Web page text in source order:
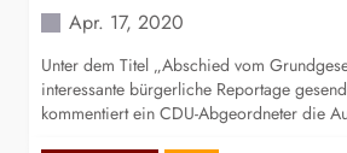
Apr. 17, 2020
Unter dem Titel „Abschied vom
interessante bürgerliche Reportage
kommentiert ein CDU-Abgeordneter die